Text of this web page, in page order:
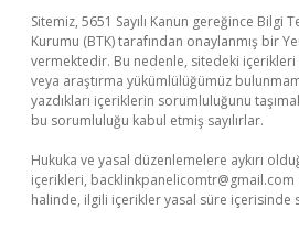
Sitemiz, 5651 Sayılı Kanun gereğince Bilgi
Kurumu (BTK) tarafından onaylanmış bir
vermektedir. Bu nedenle, sitedeki
veya araştırma yükümlülüğümüz
yazdıkları içeriklerin sorumluluğunu
bu sorumluluğu kabul etmiş sayılırlar.
Hukuka ve yasal düzenlemelere aykırı
içerikleri, backlinkpanelicomtr@gmail.com
halinde, ilgili içerikler yasal süre içerisinde